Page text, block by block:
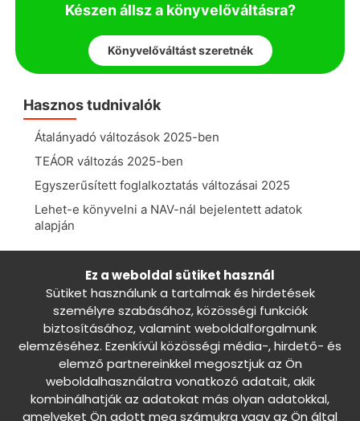
Készen állsz a könyvelőváltásra?
Könyvelőváltást szeretnék
Hasznos tudnivalók
Átalányadó változások 2025-ben
TEÁOR változás 2025-ben
Egyszerűsített foglalkoztatás változásai 2025
Lehet-e könyvelni a NAV-nál bejelentett adatok
alapján
Selejtezés könyvelése
Előlegszámla könyvelése
Osztalékelőleg könyvelése
EPR díj könyvelése
Pótbefizetés könyvelése
Kaució könyvelése
Ez a weboldal sütiket használ
Sütiket használunk a tartalmak és hirdetések
személyre szabásához, közösségi funkciók
biztosításához, valamint weboldalforgalmunk
elemzéséhez. Ezenkívül közösségi média-, hirdető- és
elemző partnereinkkel megosztjuk az Ön
weboldalhasználatra vonatkozó adatait, akik
kombinálhatják az adatokat más olyan adatokkal,
amelyeket Ön adott meg számukra vagy az Ön által